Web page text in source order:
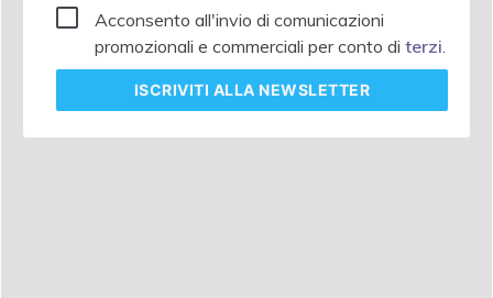
Acconsento all'invio di comunicazioni
promozionali e commerciali per conto di terzi.
ISCRIVITI ALLA NEWSLETTER